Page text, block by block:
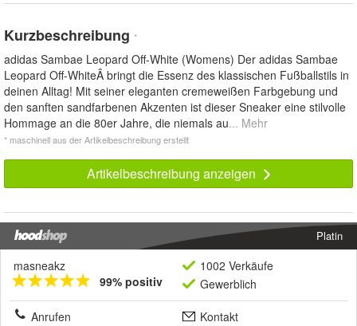
Kurzbeschreibung *
adidas Sambae Leopard Off-White (Womens) Der adidas Sambae
Leopard Off-WhiteÂ bringt die Essenz des klassischen Fußballstils in
deinen Alltag! Mit seiner eleganten cremeweißen Farbgebung und
den sanften sandfarbenen Akzenten ist dieser Sneaker eine stilvolle
Hommage an die 80er Jahre, die niemals au... Mehr
* maschinell aus der Artikelbeschreibung erstellt
Artikelbeschreibung anzeigen
Platin
masneakz
99% positiv
1002 Verkäufe
Gewerblich
Anrufen
Kontakt